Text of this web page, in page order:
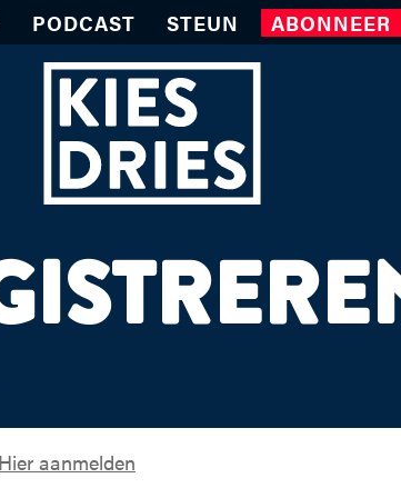
PODCAST STEUN ABONNEER
Hier aanmelden